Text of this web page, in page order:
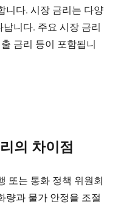
니다. 시장 금리는 다양
니다. 주요 시장 금리
금리 등이 포함됩니
의 차이점
또는 통화 정책 위원회
량과 물가 안정을 조절